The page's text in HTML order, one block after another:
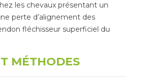
les chevaux présentant un
perte d’alignement des
fléchisseur superficiel du
MÉTHODES